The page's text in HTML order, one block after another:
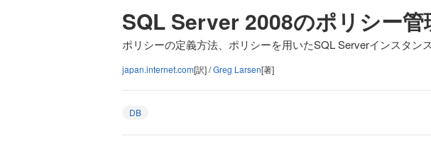
SQL Server 2008のポリシー管
ポリシーの定義方法、ポリシーを用いたSQL Serverインスタン
japan.internet.com[訳] /Greg Larsen[著]
DB